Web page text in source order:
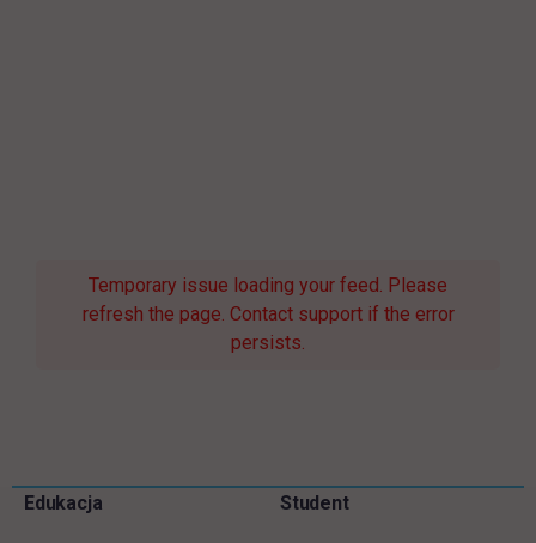
Temporary issue loading your feed. Please
refresh the page. Contact support if the error
persists.
Pomiń
Informacje w stopce
Edukacja Student